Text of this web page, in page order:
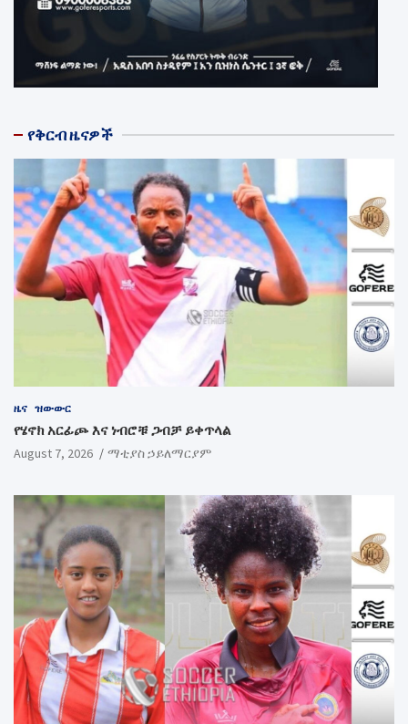
የቅርብ ዜናዎች
ዜና ዝውውር
የሄኖክ አርፊጮ እና ነብሮቹ ጋብቻ ይቀጥላል
August 7, 2026 ማቲያስ ኃይለማርያም